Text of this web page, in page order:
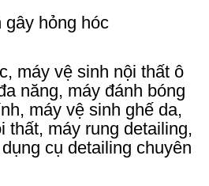
hỏng hóc
máy vệ sinh nội thất ô
năng, máy đánh bóng
máy vệ sinh ghế da,
thất, máy rung detailing,
cụ detailing chuyên